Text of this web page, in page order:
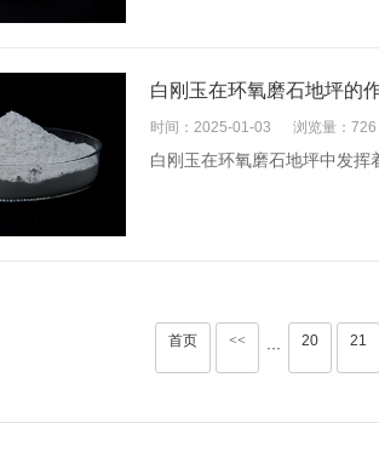
白刚玉在环氧磨石地坪的
时间：2025-01-03 浏览量：726
白刚玉在环氧磨石地坪中发挥
首页 << ··· 20 21